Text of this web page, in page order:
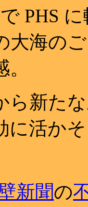
PHS
大海の
ら新た
に活か
新聞の